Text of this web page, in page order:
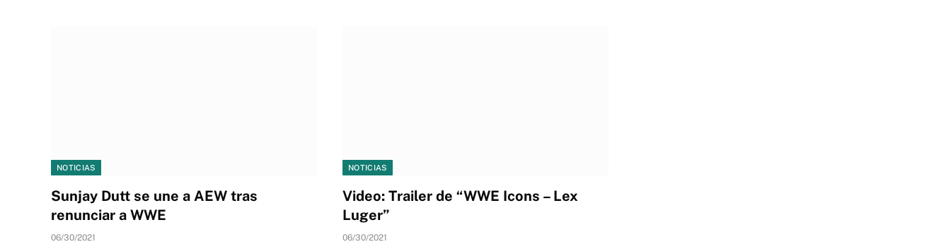
NOTICIAS
Sunjay Dutt se une a AEW tras
renunciar a WWE
06/30/2021
NOTICIAS
Video: Trailer de “WWE Icons – Lex
Luger”
06/30/2021